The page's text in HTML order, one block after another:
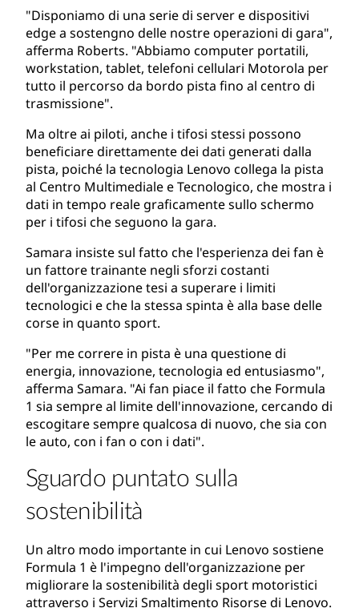
"Disponiamo di una serie di server e dispositivi
edge a sostengno delle nostre operazioni di gara",
afferma Roberts. "Abbiamo computer portatili,
workstation, tablet, telefoni cellulari Motorola per
tutto il percorso da bordo pista fino al centro di
trasmissione".
Ma oltre ai piloti, anche i tifosi stessi possono
beneficiare direttamente dei dati generati dalla
pista, poiché la tecnologia Lenovo collega la pista
al Centro Multimediale e Tecnologico, che mostra i
dati in tempo reale graficamente sullo schermo
per i tifosi che seguono la gara.
Samara insiste sul fatto che l'esperienza dei fan è
un fattore trainante negli sforzi costanti
dell'organizzazione tesi a superare i limiti
tecnologici e che la stessa spinta è alla base delle
corse in quanto sport.
"Per me correre in pista è una questione di
energia, innovazione, tecnologia ed entusiasmo",
afferma Samara. "Ai fan piace il fatto che Formula
1 sia sempre al limite dell'innovazione, cercando di
escogitare sempre qualcosa di nuovo, che sia con
le auto, con i fan o con i dati".
Sguardo puntato sulla
sostenibilità
Un altro modo importante in cui Lenovo sostiene
Formula 1 è l'impegno dell'organizzazione per
migliorare la sostenibilità degli sport motoristici
attraverso i Servizi Smaltimento Risorse di Lenovo.